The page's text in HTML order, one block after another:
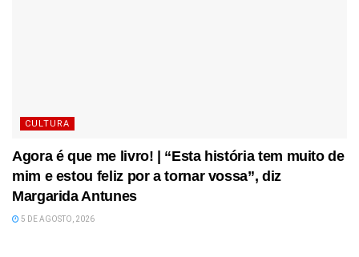
CULTURA
Agora é que me livro! | “Esta história tem muito de
mim e estou feliz por a tornar vossa”, diz
Margarida Antunes
5 DE AGOSTO, 2026